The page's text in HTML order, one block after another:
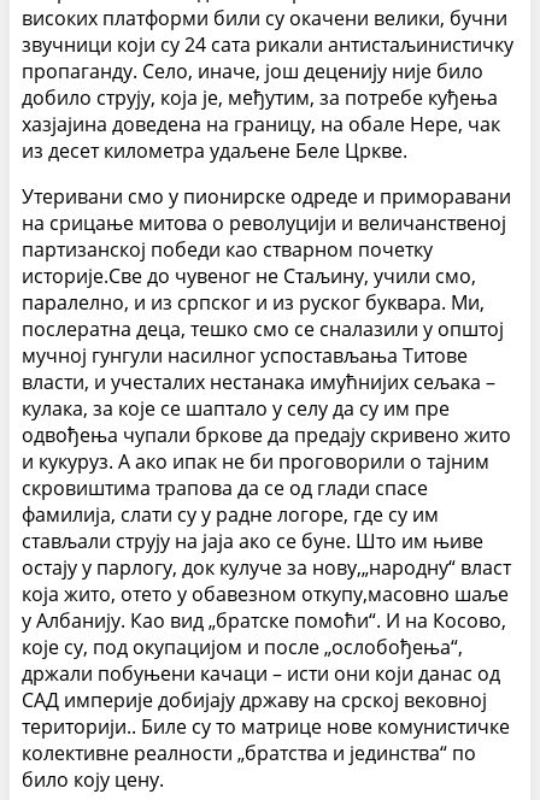
високих платформи били су окачени велики, бучни
звучници који су 24 сата рикали антистаљинистичку
пропаганду. Село, иначе, још деценију није било
добило струју, која је, међутим, за потребе куђења
хазјајина доведена на границу, на обале Нере, чак
из десет километра удаљене Беле Цркве.
Утеривани смо у пионирске одреде и приморавани
на срицање митова о револуцији и величанственој
партизанској победи као стварном почетку
историје.Све до чувеног не Стаљину, учили смо,
паралелно, и из српског и из руског буквара. Ми,
послератна деца, тешко смо се сналазили у општој
мучној гунгули насилног успостављања Титове
власти, и учесталих нестанака имућнијих сељака –
кулака, за које се шаптало у селу да су им пре
одвођења чупали бркове да предају скривено жито
и кукуруз. А ако ипак не би проговорили о тајним
скровиштима трапова да се од глади спасе
фамилија, слати су у радне логоре, где су им
стављали струју на јаја ако се буне. Што им њиве
остају у парлогу, док кулуче за нову,„народну“ власт
која жито, отето у обавезном откупу,масовно шаље
у Албанију. Као вид „братске помоћи“. И на Косово,
које су, под окупацијом и после „ослобођења“,
држали побуњени качаци – исти они који данас од
САД империје добијају државу на срској вековној
територији.. Биле су то матрице нове комунистичке
колективне реалности „братства и јединства“ по
било коју цену.